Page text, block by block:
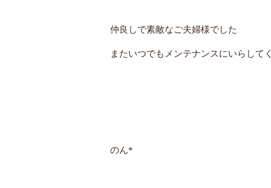
仲良しで素敵なご夫婦様でした
またいつでもメンテナンスにいらして
のん*